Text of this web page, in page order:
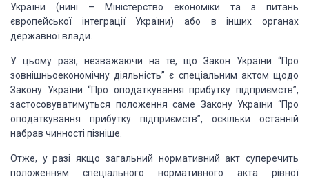
України (нині – Міністерство економіки та з питань
європейської інтеграції України) або в інших органах
державної влади.
У цьому разі, незважаючи на те, що Закон України “Про
зовнішньоекономічну діяльність” є спеціальним актом щодо
Закону України “Про оподаткування прибутку підприємств”,
застосовуватимуться положення саме Закону України “Про
оподаткування прибутку підприємств”, оскільки останній
набрав чинності пізніше.
Отже, у разі якщо загальний нормативний акт суперечить
положенням спеціального нормативного акта рівної